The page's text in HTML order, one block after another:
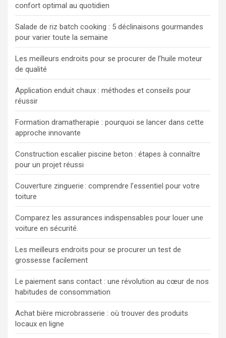
confort optimal au quotidien
Salade de riz batch cooking : 5 déclinaisons gourmandes
pour varier toute la semaine
Les meilleurs endroits pour se procurer de l’huile moteur
de qualité
Application enduit chaux : méthodes et conseils pour
réussir
Formation dramatherapie : pourquoi se lancer dans cette
approche innovante
Construction escalier piscine beton : étapes à connaître
pour un projet réussi
Couverture zinguerie : comprendre l’essentiel pour votre
toiture
Comparez les assurances indispensables pour louer une
voiture en sécurité.
Les meilleurs endroits pour se procurer un test de
grossesse facilement
Le paiement sans contact : une révolution au cœur de nos
habitudes de consommation
Achat bière microbrasserie : où trouver des produits
locaux en ligne